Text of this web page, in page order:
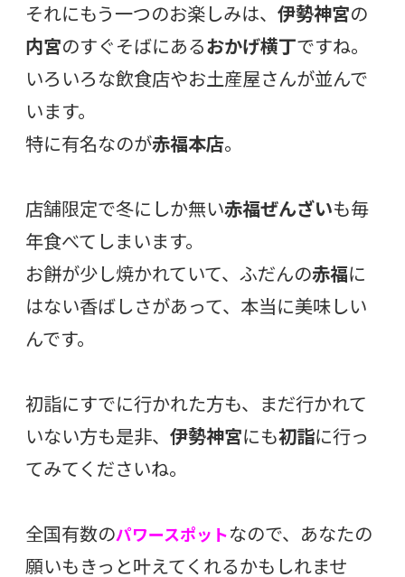
それにもう一つのお楽しみは、 伊勢神宮の
内宮のすぐそばにあるおかげ横丁ですね。
いろいろな飲食店やお土産屋さんが並んで
います。
特に有名なのが赤福本店。
店舗限定で冬にしか無い赤福ぜんざいも毎
年食べてしまいます。
お餅が少し焼かれていて、ふだんの赤福に
はない香ばしさがあって、本当に美味しい
んです。
初詣にすでに行かれた方も、まだ行かれて
いない方も是非、 伊勢神宮にも初詣に行っ
てみてくださいね。
全国有数のパワースポットなので、あなたの
願いもきっと叶えてくれるかもしれませ